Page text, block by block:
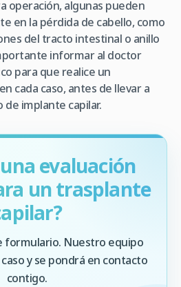
operación, algunas pueden
en la pérdida de cabello, como
del tracto intestinal o anillo
informar al doctor
para que realice un
cada caso, antes de llevar a
implante capilar.
evaluación
un trasplante
formulario. Nuestro equipo
y se pondrá en contacto
contigo.